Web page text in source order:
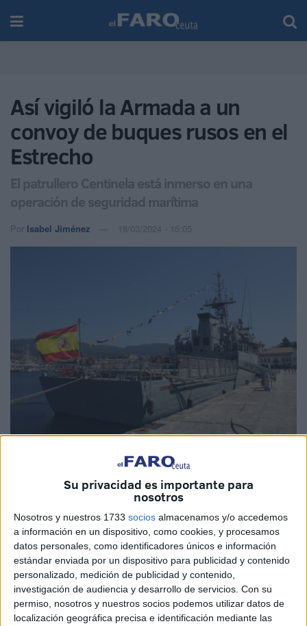
Su privacidad es importante para
nosotros
Nosotros y nuestros 1733 socios almacenamos y/o accedemos
a información en un dispositivo, como cookies, y procesamos
datos personales, como identificadores únicos e información
estándar enviada por un dispositivo para publicidad y contenido
personalizado, medición de publicidad y contenido,
investigación de audiencia y desarrollo de servicios. Con su
permiso, nosotros y nuestros socios podemos utilizar datos de
localización geográfica precisa e identificación mediante las
Así vigiló la Armada a un
convoy de buques rusos en el
Estrecho
El patrullero Centinela está inmerso en una
operación de seguridad marítima
Por Isabel Jiménez 18/03/2024 - 15:05
Elpatrullerode la ArmadaCentinela (P-72), que se
encuentra inmerso en unaoperación de seguridad
marítima en aguas del Estrecho de Gibraltar y mar de
Alborán, ha interceptado un convoy de tres mercantes
rusos escoltados por la fragata rusa Admiral Grigorovich,
entre el 10 y el 16 de marzo.